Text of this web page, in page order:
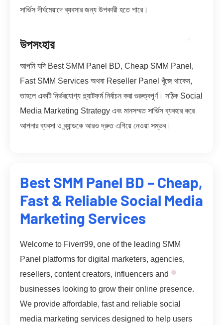
সার্ভিস দীর্ঘমেয়াদে ব্যবসার জন্য উপকারী হতে পারে।
উপসংহার
আপনি যদি Best SMM Panel BD, Cheap SMM Panel,
Fast SMM Services অথবা Reseller Panel খুঁজে থাকেন,
তাহলে একটি নির্ভরযোগ্য প্ল্যাটফর্ম নির্বাচন করা গুরুত্বপূর্ণ। সঠিক Social
Media Marketing Strategy এবং মানসম্মত সার্ভিস ব্যবহার করে
আপনার ব্যবসা ও ব্র্যান্ডকে আরও দ্রুত এগিয়ে নেওয়া সম্ভব।
Best SMM Panel BD – Cheap,
Fast & Reliable Social Media
Marketing Services
Welcome to Fiverr99, one of the leading SMM
Panel platforms for digital marketers, agencies,
resellers, content creators, influencers and
businesses looking to grow their online presence.
We provide affordable, fast and reliable social
media marketing services designed to help users